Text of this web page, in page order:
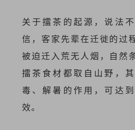
关于擂茶的起源，说法
信，客家先辈在迁徙的过
被迫迁入荒无人烟，自然
擂茶食材都取自山野，
毒、解暑的作用，可达
效。